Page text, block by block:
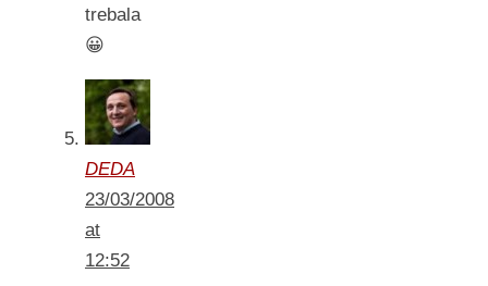
trebala
😀
DEDA
23/03/2008
at
12:52